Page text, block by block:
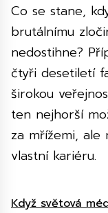
Co se stane,
brutálnímu
nedostihne?
čtyři desetiletí
širokou
ten nejhorší
za mřížemi, ale
vlastní kariéru.
Když světová